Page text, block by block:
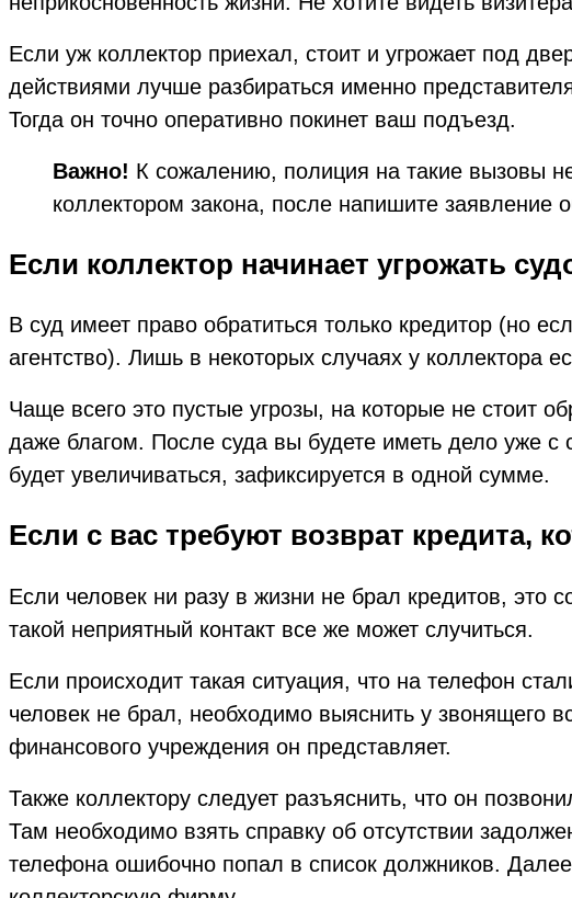
Если уж коллектор приехал, стоит и угрожает под
действиями лучше разбираться именно
Тогда он точно оперативно покинет ваш подъезд.
Важно! К сожалению, полиция на такие вызовы
коллектором закона, после напишите заявление
Если коллектор начинает угрожать
В суд имеет право обратиться только кредитор (но
агентство). Лишь в некоторых случаях у коллектора
Чаще всего это пустые угрозы, на которые не стоит
даже благом. После суда вы будете иметь дело уже с
будет увеличиваться, зафиксируется в одной сумме.
Если с вас требуют возврат кредита,
Если человек ни разу в жизни не брал кредитов, это
такой неприятный контакт все же может случиться.
Если происходит такая ситуация, что на телефон
человек не брал, необходимо выяснить у звонящего
финансового учреждения он представляет.
Также коллектору следует разъяснить, что он
Там необходимо взять справку об отсутствии
телефона ошибочно попал в список должников.